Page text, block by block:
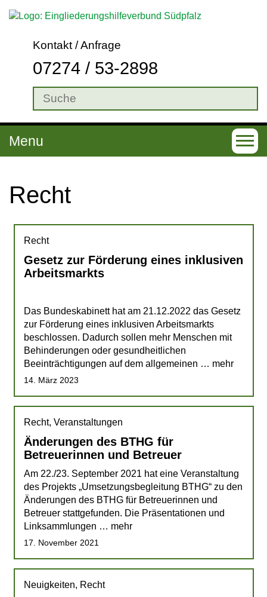
Kontakt / Anfrage
07274 / 53-2898
T
o
l
i
Menu
Recht
Recht
Gesetz zur Förderung eines inklusiven
Arbeitsmarkts
Das Bundeskabinett hat am 21.12.2022 das Gesetz
zur Förderung eines inklusiven Arbeitsmarkts
beschlossen. Dadurch sollen mehr Menschen mit
Behinderungen oder gesundheitlichen
Beeinträchtigungen auf dem allgemeinen … mehr
14. März 2023
Recht, Veranstaltungen
Änderungen des BTHG für
Betreuerinnen und Betreuer
Am 22./23. September 2021 hat eine Veranstaltung
des Projekts „Umsetzungsbegleitung BTHG“ zu den
Änderungen des BTHG für Betreuerinnen und
Betreuer stattgefunden. Die Präsentationen und
Linksammlungen … mehr
17. November 2021
Neuigkeiten, Recht